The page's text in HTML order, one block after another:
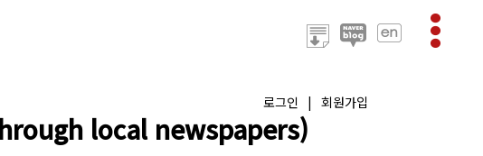
로그인 | 회원가입
local newspapers)